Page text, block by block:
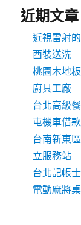
近期文章
近視雷射
西裝送洗
桃園木地
廚具工廠
台北高級
屯機車借款
台南新東
立服務站
台北記帳
電動麻將桌